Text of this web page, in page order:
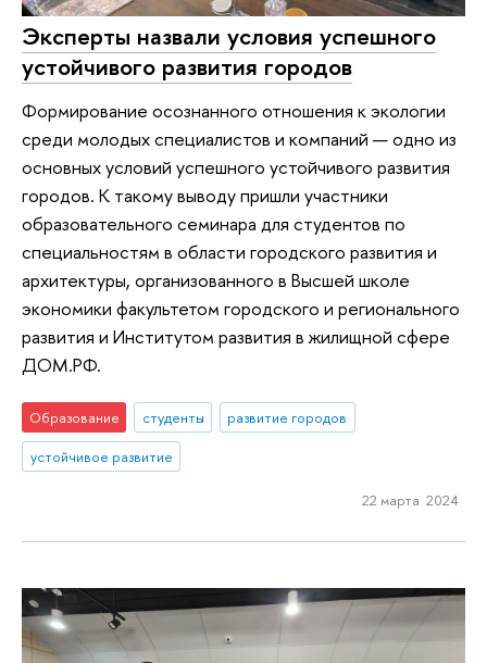
Эксперты назвали условия успешного
устойчивого развития городов
Формирование осознанного отношения к экологии
среди молодых специалистов и компаний — одно из
основных условий успешного устойчивого развития
городов. К такому выводу пришли участники
образовательного семинара для студентов по
специальностям в области городского развития и
архитектуры, организованного в Высшей школе
экономики факультетом городского и регионального
развития и Институтом развития в жилищной сфере
ДОМ.РФ.
Образование студенты
развитие городов
устойчивое развитие
22 марта 2024